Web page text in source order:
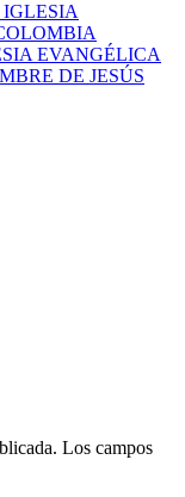
EVANGÉLICA
DE JESÚS
Los campos